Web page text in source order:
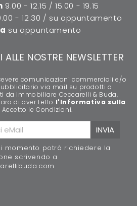
9.00 - 12.15 / 15.00 - 19.15
- 12.30 / su appuntamento
su appuntamento
ALLE NOSTRE NEWSLETTER
comunicazioni commerciali e/o
via mail su prodotti o
da Immobiliare Ceccarelli & Buda,
di aver Letto l'Informativa sulla
Accetto le Condizioni.
momento potrà richiedere la
scrivendo a